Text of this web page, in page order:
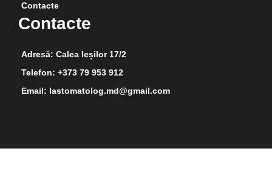
Contacte
Contacte
Adresă: Calea Ieșilor 17/2
Telefon: +373 79 953 912
Email: lastomatolog.md@gmail.com